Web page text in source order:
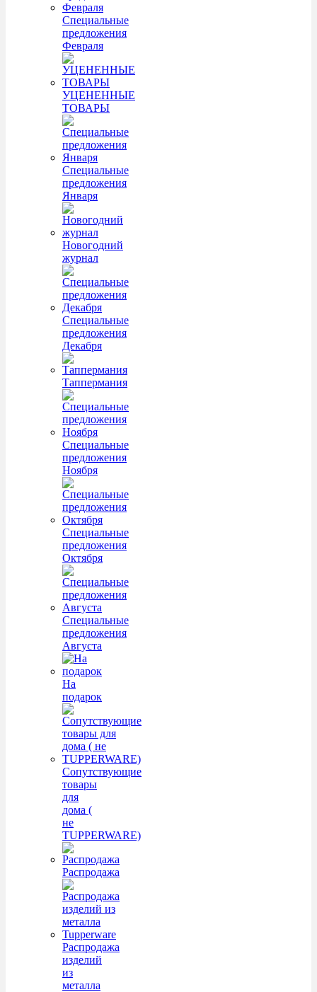
Специальные
предложения
Февраля
УЦЕНЕННЫЕ
ТОВАРЫ
Специальные
предложения
Января
Новогодний
журнал
Специальные
предложения
Декабря
Таппермания
Специальные
предложения
Ноября
Специальные
предложения
Октября
Специальные
предложения
Августа
На
подарок
Сопутствующие
товары
для
дома (
не
TUPPERWARE)
Распродажа
Распродажа
изделий
из
металла